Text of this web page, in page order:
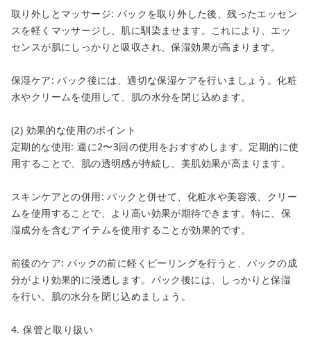
取り外しとマッサージ: パックを取り外した後、残ったエッセン
スを軽くマッサージし、肌に馴染ませます。これにより、エッ
センスが肌にしっかりと吸収され、保湿効果が高まります。
保湿ケア: パック後には、適切な保湿ケアを行いましょう。化粧
水やクリームを使用して、肌の水分を閉じ込めます。
(2) 効果的な使用のポイント
定期的な使用: 週に2〜3回の使用をおすすめします。定期的に使
用することで、肌の透明感が持続し、美肌効果が高まります。
スキンケアとの併用: パックと併せて、化粧水や美容液、クリー
ムを使用することで、より高い効果が期待できます。特に、保
湿成分を含むアイテムを使用することが効果的です。
前後のケア: パックの前に軽くピーリングを行うと、パックの成
分がより効果的に浸透します。パック後には、しっかりと保湿
を行い、肌の水分を閉じ込めましょう。
4. 保管と取り扱い